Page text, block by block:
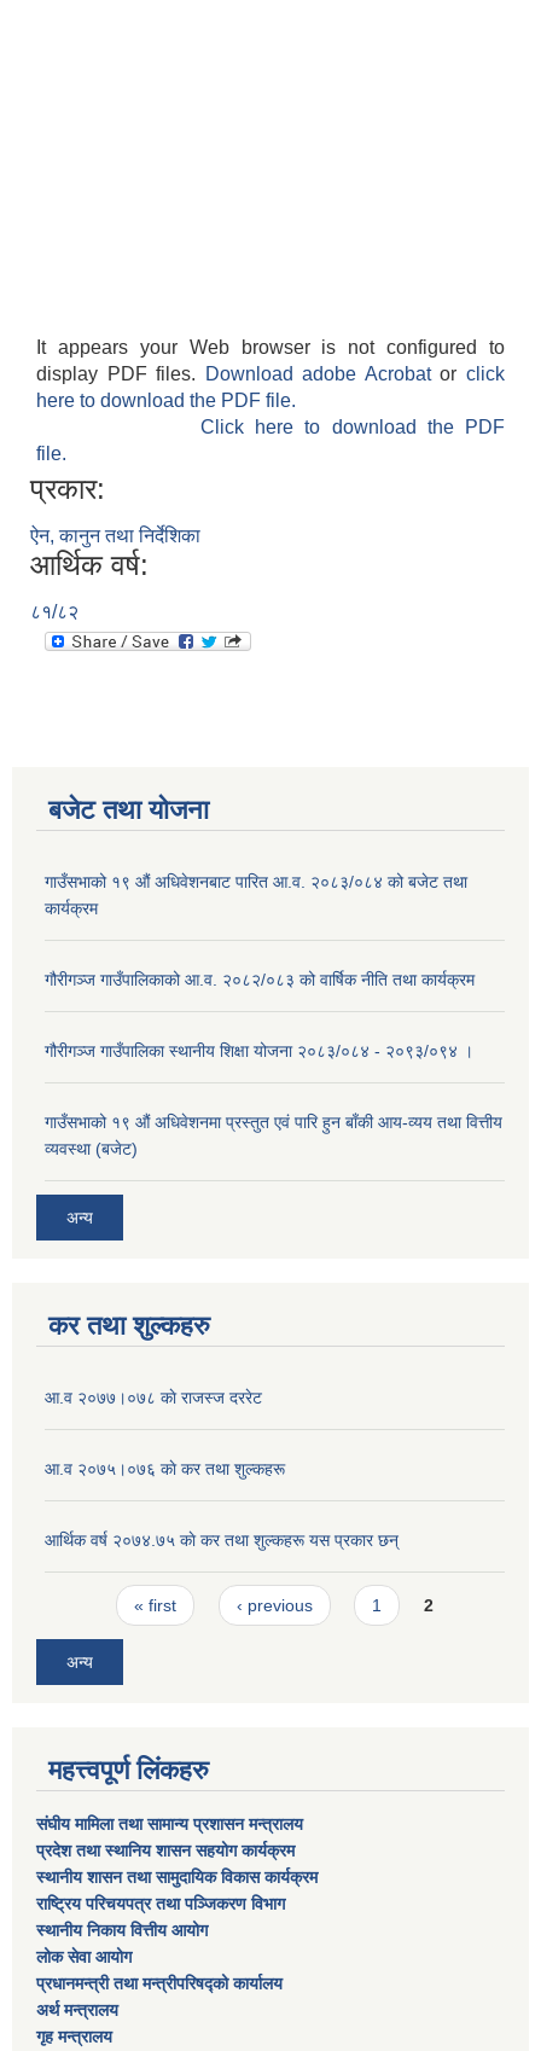
It appears your Web browser is not configured to
display PDF files.
Download adobe Acrobatorclick
here to download the PDF file.
Click here to download the PDF
file.
प्रकार:
ऐन, कानुन तथा निर्देशिका
आर्थिक वर्ष:
८१/८२
बजेट तथा याेजना
गाउँसभाको १९ औं अधिवेशनबाट पारित आ.व. २०८३/०८४ को बजेट तथा
कार्यक्रम
गौरीगञ्ज गाउँपालिकाको आ.व. २०८२/०८३ को वार्षिक नीति तथा कार्यक्रम
गौरीगञ्ज गाउँपालिका स्थानीय शिक्षा योजना २०८३/०८४ - २०९३/०९४ ।
गाउँसभाको १९ ‌औं अधिवेशनमा प्रस्तुत एवं पारि हुन बाँकी आय-व्यय तथा वित्तीय
व्यवस्था (बजेट)
अन्य
कर तथा शुल्कहरु
आ‍.व २०७७।०७८ काे राजस्ज दररेट
आ.व २०७५।०७६ काे कर तथा शुल्कहरू
आर्थिक वर्ष २०७४.७५ काे कर तथा शुल्कहरू यस प्रकार छन्
Pages« first ‹ previous 1 2
अन्य
महत्त्वपूर्ण लिंकहरु
संघीय मामिला तथा सामान्य प्रशासन मन्त्रालय
प्रदेश तथा स्थानिय शासन सहयोग कार्यक्रम
स्थानीय शासन तथा सामुदायिक विकास कार्यक्रम
राष्ट्रिय परिचयपत्र तथा पञ्जिकरण विभाग
स्थानीय निकाय वित्तीय आयोग
लोक सेवा आयोग
प्रधानमन्त्री तथा मन्त्रीपरिषद्को कार्यालय
अर्थ मन्त्रालय
गृह मन्त्रालय